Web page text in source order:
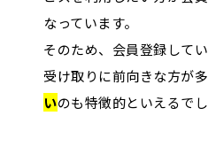
なっています。
そのため、会員登録して
受け取りに前向きな方が多
いのも特徴的といえるでし